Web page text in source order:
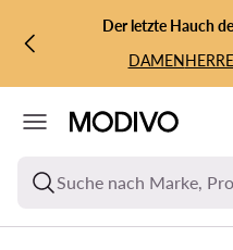
ZUM HAUPTINHALT
ZUR SUCHEDer letzte Hauch
DAMEN
Suche nach Marke,